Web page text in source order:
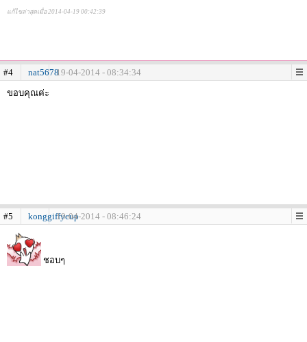
แก้ไขล่าสุดเมื่อ 2014-04-19 00:42:39
#4 nat567819-04-2014 - 08:34:34
ขอบคุณค่ะ
#5 konggiffycup19-04-2014 - 08:46:24
ชอบๆ